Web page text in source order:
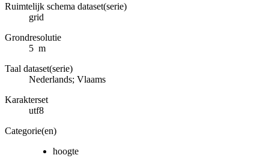
Ruimtelijk schema dataset(serie)
grid
Grondresolutie
5 m
Taal dataset(serie)
Nederlands; Vlaams
Karakterset
utf8
Categorie(en)
hoogte